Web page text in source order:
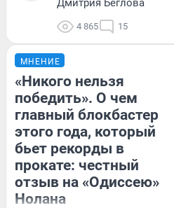
Дмитрия Беглова
4 865 15
МНЕНИЕ
«Никого нельзя
победить». О чем
главный блокбастер
этого года, который
бьет рекорды в
прокате: честный
отзыв на «Одиссею»
Нолана